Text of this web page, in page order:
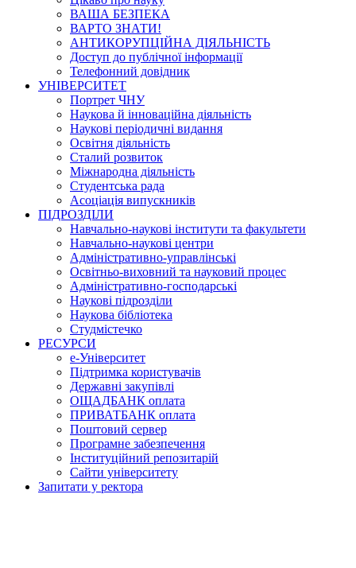
ВАША БЕЗПЕКА
ВАРТО ЗНАТИ!
АНТИКОРУПЦІЙНА ДІЯЛЬНІСТЬ
Доступ до публічної інформації
Телефонний довідник
УНІВЕРСИТЕТ
Портрет ЧНУ
Наукова й інноваційна діяльність
Наукові періодичні видання
Освітня діяльність
Сталий розвиток
Міжнародна діяльність
Студентська рада
Асоціація випускників
ПІДРОЗДІЛИ
Навчально-наукові інститути та факультети
Навчально-наукові центри
Адміністративно-управлінські
Освітньо-виховний та науковий процес
Адміністративно-господарські
Наукові підрозділи
Наукова бібліотека
Студмістечко
РЕСУРСИ
е-Університет
Підтримка користувачів
Державні закупівлі
ОЩАДБАНК оплата
ПРИВАТБАНК оплата
Поштовий сервер
Програмне забезпечення
Інституційний репозитарій
Сайти університету
Запитати у ректора